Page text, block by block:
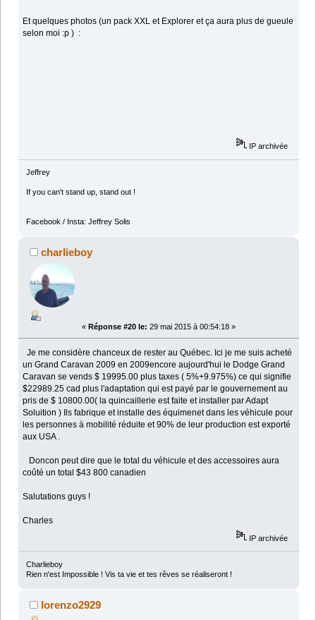
Et quelques photos (un pack XXL et Explorer et ça aura plus de gueule
selon moi :p ) :
IP archivée
Jeffrey
If you can't stand up, stand out !
Facebook / Insta: Jeffrey Solis
charlieboy
« Réponse #20 le: 29 mai 2015 à 00:54:18 »
Je me considère chanceux de rester au Québec. Ici je me suis acheté
un Grand Caravan 2009 en 2009encore aujourd'hui le Dodge Grand
Caravan se vends $ 19995.00 plus taxes ( 5%+9.975%) ce qui signifie
$22989.25 cad plus l'adaptation qui est payé par le gouvernement au
pris de $ 10800.00( la quincaillerie est faite et installer par Adapt
Soluition ) Ils fabrique et installe des équimenet dans les véhicule pour
les personnes à mobilité réduite et 90% de leur production est exporté
aux USA .
Doncon peut dire que le total du véhicule et des accessoires aura
coûté un total $43 800 canadien
Salutations guys !
Charles
IP archivée
Charlieboy
Rien n'est Impossible ! Vis ta vie et tes rêves se réaliseront !
lorenzo2929